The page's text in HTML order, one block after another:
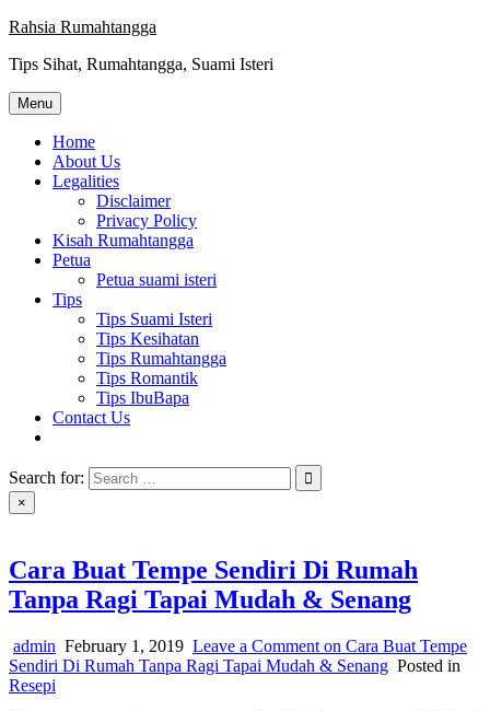
Skip
content
Rahsia Rumahtangga
Tips Sihat, Rumahtangga, Suami Isteri
Menu
Home
About Us
Legalities
Disclaimer
Privacy Policy
Kisah Rumahtangga
Petua
Petua suami isteri
Tips
Tips Suami Isteri
Tips Kesihatan
Tips Rumahtangga
Tips Romantik
Tips IbuBapa
Contact Us
Search for:
×
Cara Buat Tempe Sendiri Di Rumah
Tanpa Ragi Tapai Mudah & Senang
admin February 1, 2019 Leave a Comment on Cara Buat Tempe
Sendiri Di Rumah Tanpa Ragi Tapai Mudah & Senang Posted in
Resepi